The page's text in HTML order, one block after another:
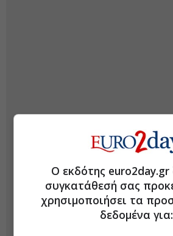
Ο εκδότης euro2day.gr
συγκατάθεσή σας
χρησιμοποιήσει τα
δεδομένα για: